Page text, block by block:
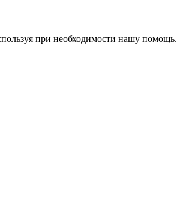
при необходимости нашу помощь.